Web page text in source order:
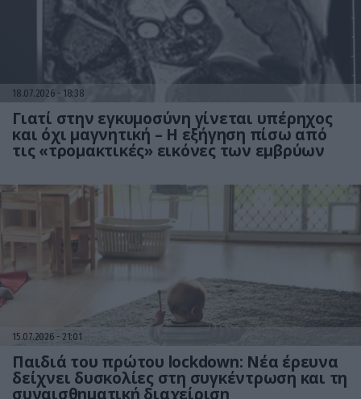
18.07.2026 18:38
Γιατί στην εγκυμοσύνη γίνεται υπέρηχος
και όχι μαγνητική – Η εξήγηση πίσω από
τις «τρομακτικές» εικόνες των εμβρύων
15.07.2026 21:01
Παιδιά του πρώτου lockdown: Νέα έρευνα
δείχνει δυσκολίες στη συγκέντρωση και τη
συναισθηματική διαχείριση